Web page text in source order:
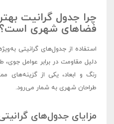
چرا جدول گرانیت
فضاهای شهری است؟
استفاده از جدول‌های گرانیتی
دلیل مقاومت در برابر عوامل جوی،
رنگ و ابعاد، یکی از گزینه‌های
طراحان شهری به شمار می‌رود.
مزایای جدول‌های